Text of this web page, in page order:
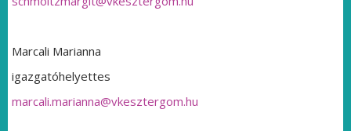
Marcali Marianna
igazgatóhelyettes
marcali.marianna@vkesztergom.hu